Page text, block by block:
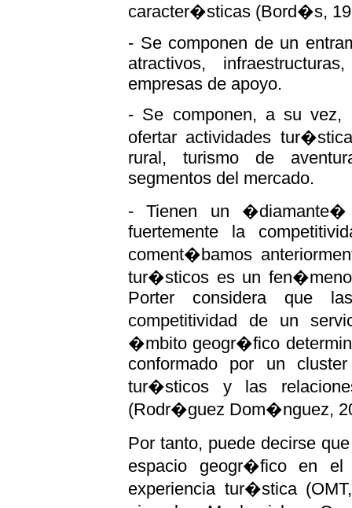
caracter�sticas (Bord�s,
- Se componen de un
atractivos,
empresas de apoyo.
- Se componen, a su vez,
ofertar actividades
rural, turismo de
segmentos del mercado.
- Tienen un �diamante�
fuertemente la
coment�bamos
tur�sticos es un
Porter considera que
competitividad de un
�mbito geogr�fico
conformado por un
tur�sticos y las
(Rodr�guez Dom�nguez,
Por tanto, puede decirse
espacio geogr�fico en
experiencia tur�stica